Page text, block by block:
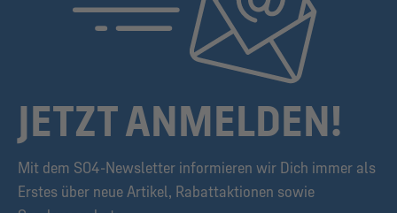
JETZT ANMELDEN!
Mit dem S04-Newsletter informieren wir Dich immer als
Erstes über neue Artikel, Rabattaktionen sowie